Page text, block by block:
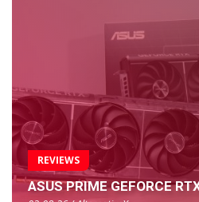
REVIEWS
ASUS PRIME GEFORCE